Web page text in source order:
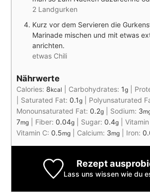
2 Landgurken
Kurz vor dem Servieren die
Marinade mischen und mit etwas
anrichten.
etwas Chili
Nährwerte
Calories: 8kcal Carbohydrates: 1g
Saturated Fat:0.1g Polyunsaturated
Monounsaturated Fat:0.2g Sodium: 3
7mg Fiber:0.04g Sugar:0.4g |
Vitamin C:0.5mg Calcium: 3mg Iron:
Rezept
Lass uns wissenwie du